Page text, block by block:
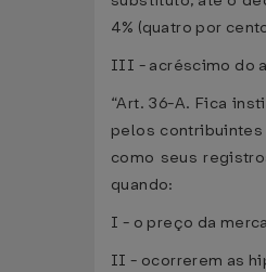
4% (quatro por
III - acréscimo do
“Art. 36-A. Fica
pelos contribuintes
como seus
quando:
I - o preço da
II - ocorrerem as